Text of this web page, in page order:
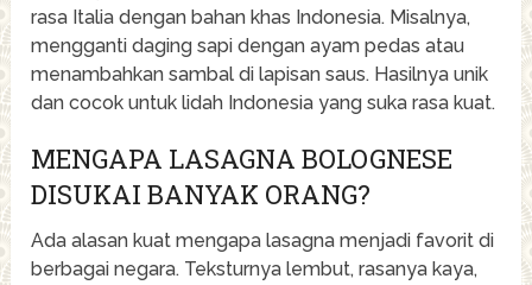
rasa Italia dengan bahan khas Indonesia. Misalnya,
mengganti daging sapi dengan ayam pedas atau
menambahkan sambal di lapisan saus. Hasilnya unik
dan cocok untuk lidah Indonesia yang suka rasa kuat.
MENGAPA LASAGNA BOLOGNESE
DISUKAI BANYAK ORANG?
Ada alasan kuat mengapa lasagna menjadi favorit di
berbagai negara. Teksturnya lembut, rasanya kaya,